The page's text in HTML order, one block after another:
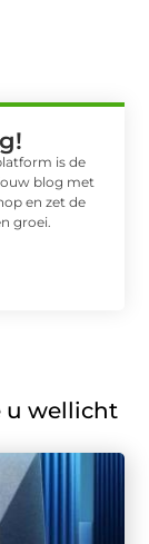
is de
blog met
en zet de
groei.
u wellicht